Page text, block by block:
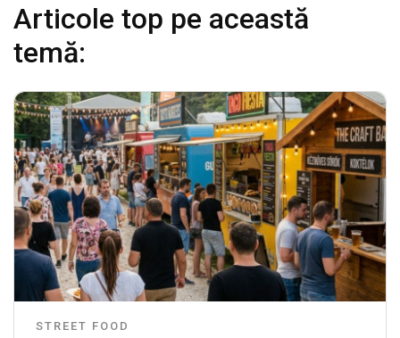
Articole top pe această
temă:
STREET FOOD